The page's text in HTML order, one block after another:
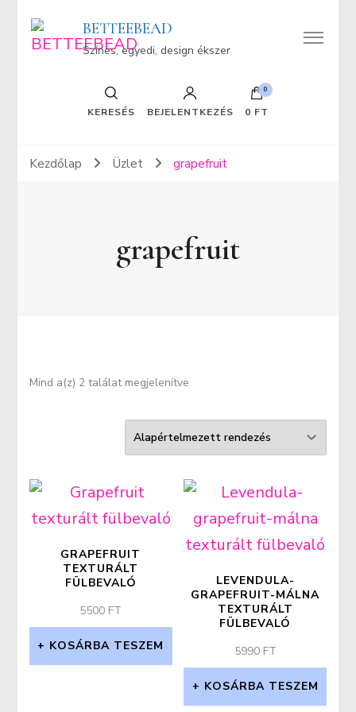
BETTEEBEAD
Színes, egyedi, design ékszer
KERESÉS BEJELENTKEZÉS
0
0 FT
Kezdőlap Üzlet grapefruit
grapefruit
Mind a(z) 2 találat megjelenítve
GRAPEFRUIT
TEXTURÁLT
FÜLBEVALÓ
5500 FT
KOSÁRBA TESZEM
LEVENDULA-
GRAPEFRUIT-MÁLNA
TEXTURÁLT
FÜLBEVALÓ
5990 FT
KOSÁRBA TESZEM